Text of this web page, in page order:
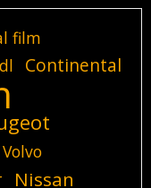
film
Continental
Volvo
Nissan